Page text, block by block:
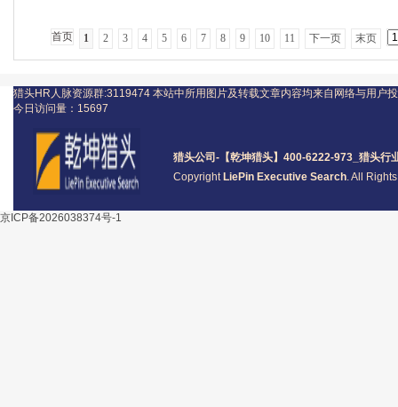
首页 1 2 3 4 5 6 7 8 9 10 11 下一页 末页
猎头公司 -【乾坤猎头】400-6222-973_ 猎头行
Copyright LiePin Executive Search. All
猎头HR人脉资源群:3119474 本站中所用图片及转载文章内容均来自网络与用户
今日访问量： 15697
京ICP备2026038374号-1